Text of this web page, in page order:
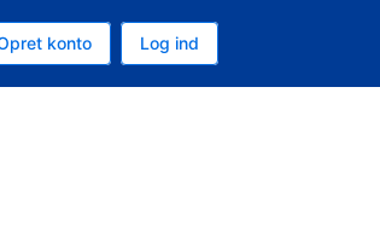
konto Log ind